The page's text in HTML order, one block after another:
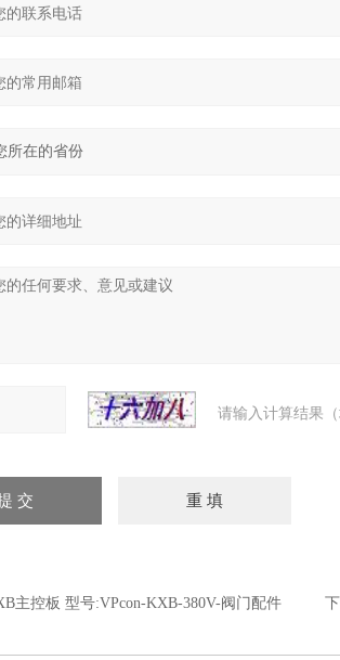
请输入计算结果
主控板 型号:VPcon-KXB-380V-阀门配件